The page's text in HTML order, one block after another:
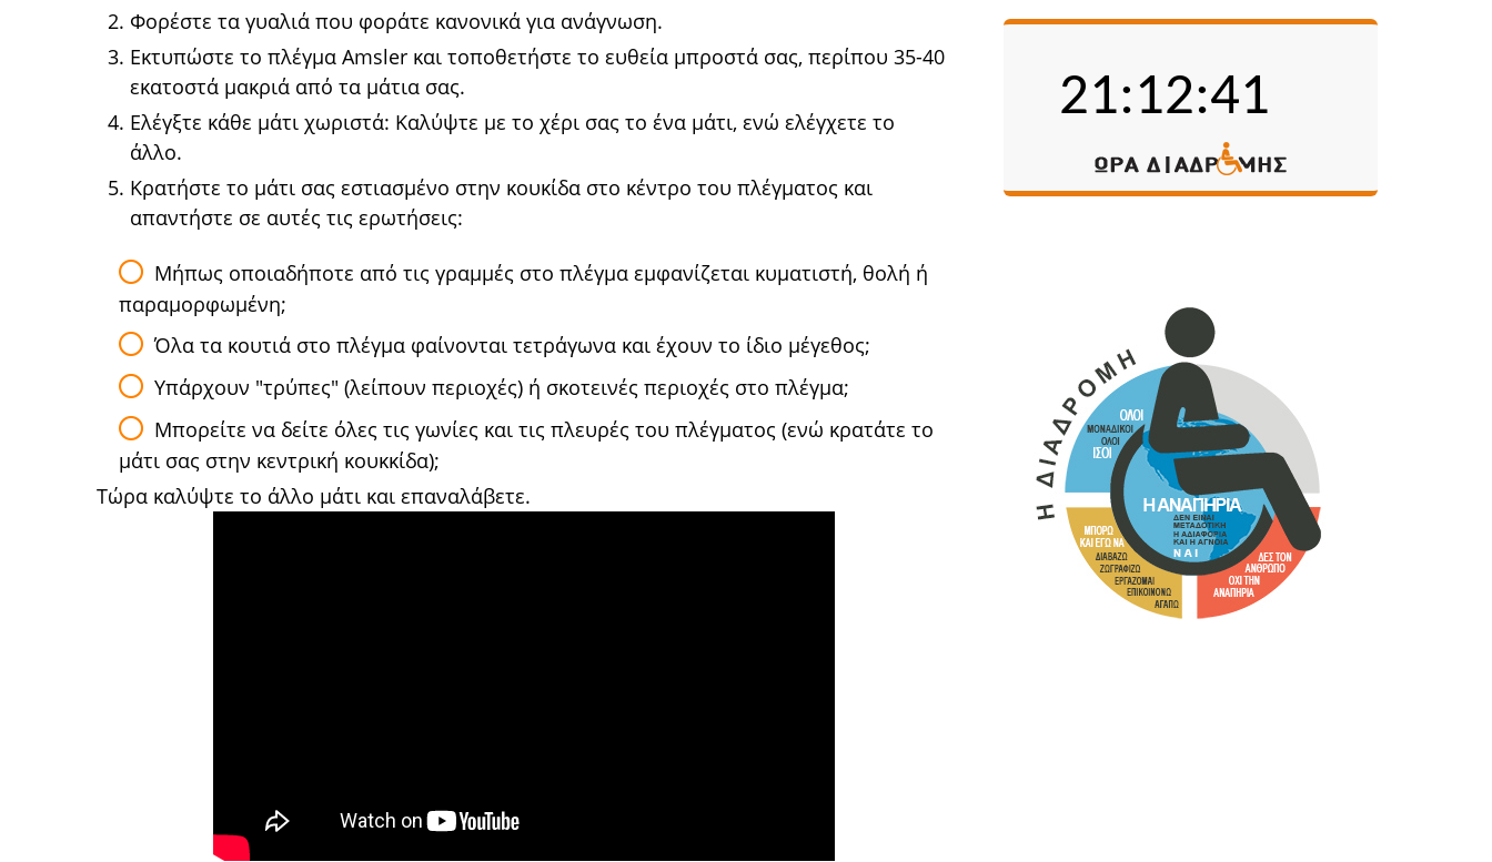
Φορέστε τα γυαλιά που φοράτε κανονικά για ανάγνωση.
Εκτυπώστε το πλέγμα Amsler και τοποθετήστε το ευθεία μπροστά σας, περίπου 35-40
εκατοστά μακριά από τα μάτια σας.
Ελέγξτε κάθε μάτι χωριστά: Καλύψτε με το χέρι σας το ένα μάτι, ενώ ελέγχετε το
άλλο.
Κρατήστε το μάτι σας εστιασμένο στην κουκίδα στο κέντρο του πλέγματος και
απαντήστε σε αυτές τις ερωτήσεις:
Μήπως οποιαδήποτε από τις γραμμές στο πλέγμα εμφανίζεται κυματιστή, θολή ή
παραμορφωμένη;
Όλα τα κουτιά στο πλέγμα φαίνονται τετράγωνα και έχουν το ίδιο μέγεθος;
Υπάρχουν "τρύπες" (λείπουν περιοχές) ή σκοτεινές περιοχές στο πλέγμα;
Μπορείτε να δείτε όλες τις γωνίες και τις πλευρές του πλέγματος (ενώ κρατάτε το
μάτι σας στην κεντρική κουκκίδα);
Τώρα καλύψτε το άλλο μάτι και επαναλάβετε.